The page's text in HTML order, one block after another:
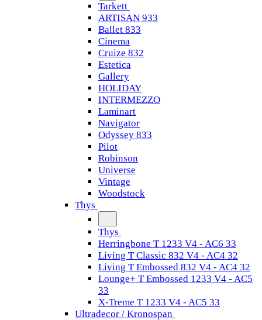
Tarkett
ARTISAN 933
Ballet 833
Cinema
Cruize 832
Estetica
Gallery
HOLIDAY
INTERMEZZO
Laminart
Navigator
Odyssey 833
Pilot
Robinson
Universe
Vintage
Woodstock
Thys
Thys
Herringbone T 1233 V4 - AC6 33
Living T Classic 832 V4 - AC4 32
Living T Embossed 832 V4 - AC4 32
Lounge+ T Embossed 1233 V4 - AC5
33
X-Treme T 1233 V4 - AC5 33
Ultradecor / Kronospan